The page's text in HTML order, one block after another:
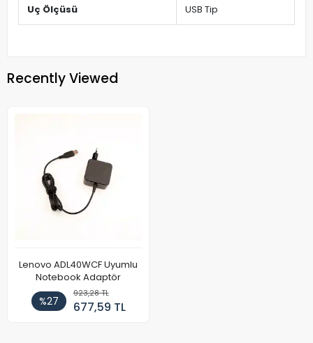
Uç Ölçüsü USB Tip
Recently Viewed
Lenovo ADL40WCF Uyumlu
Notebook Adaptör
%27
923,28 TL
677,59 TL